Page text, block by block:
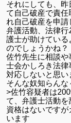
それにしても、
て自己破産で責任
れ自己破産を申請
弁護活動、法律
護士が助けてい
のでしょうかね？
佐竹先生に相談
士会かしろき法
対応しないと思い
そんな奴知らん
>佐竹容疑者は
て、弁護士活動を
資格はないです
います